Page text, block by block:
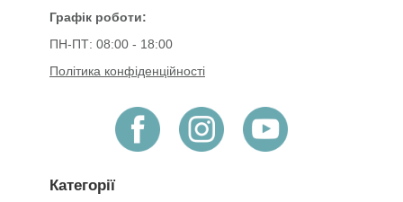
Графік роботи:
ПН-ПТ: 08:00 - 18:00
Політика конфіденційності
Категорії